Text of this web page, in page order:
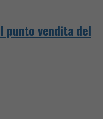
punto vendita del